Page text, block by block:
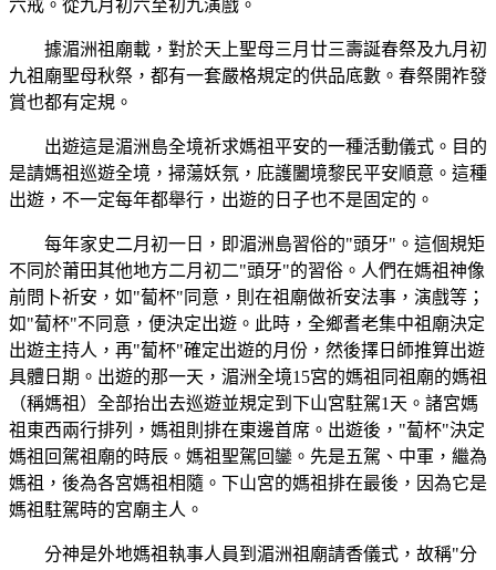
六戒。從九月初六至初九演戲。
據湄洲祖廟載，對於天上聖母三月廿三壽誕春祭及九月初
九祖廟聖母秋祭，都有一套嚴格規定的供品底數。春祭開祚發
賞也都有定規。
出遊這是湄洲島全境祈求媽祖平安的一種活動儀式。目的
是請媽祖巡遊全境，掃蕩妖氛，庇護闔境黎民平安順意。這種
出遊，不一定每年都舉行，出遊的日子也不是固定的。
每年家史二月初一日，即湄洲島習俗的"頭牙"。這個規矩
不同於莆田其他地方二月初二"頭牙"的習俗。人們在媽祖神像
前問卜祈安，如"蔔杯"同意，則在祖廟做祈安法事，演戲等；
如"蔔杯"不同意，便決定出遊。此時，全鄉耆老集中祖廟決定
出遊主持人，再"蔔杯"確定出遊的月份，然後擇日師推算出遊
具體日期。出遊的那一天，湄洲全境15宮的媽祖同祖廟的媽祖
（稱媽祖）全部抬出去巡遊並規定到下山宮駐駕1天。諸宮媽
祖東西兩行排列，媽祖則排在東邊首席。出遊後，"蔔杯"決定
媽祖回駕祖廟的時辰。媽祖聖駕回鑾。先是五駕、中軍，繼為
媽祖，後為各宮媽祖相隨。下山宮的媽祖排在最後，因為它是
媽祖駐駕時的宮廟主人。
分神是外地媽祖執事人員到湄洲祖廟請香儀式，故稱"分